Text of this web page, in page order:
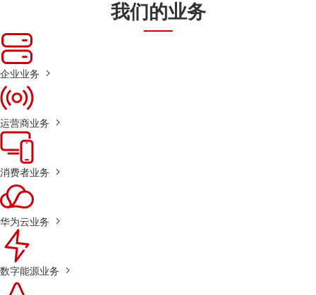
我们的业务
企业业务
运营商业务
消费者业务
华为云业务
数字能源业务